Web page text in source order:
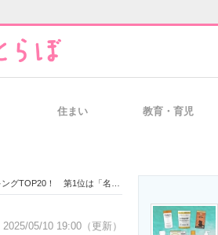
経営リーダーのコミュニティ
住まい 教育・育児
」と「仙台市」【2024年最新投票結果】
2025/05/10 19:00（更新）